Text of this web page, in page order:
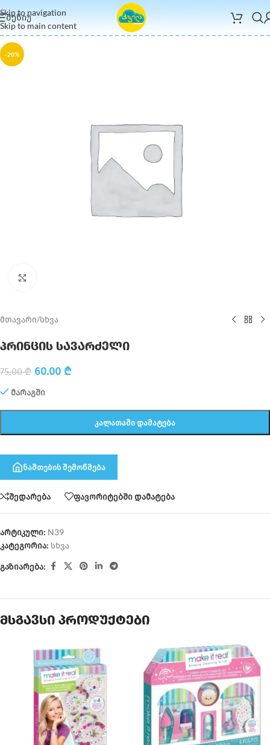
Skip to navigation
Skip to main content
ᲛᲔᲜᲘᲣ
-20%
მთავარი/სხვა
პრინცის სავარძელი
75.00₾ 60.00 ₾
მარაგში
ᲙᲐᲚᲐᲗᲐᲨᲘ ᲓᲐᲛᲐᲢᲔᲑᲐ
ნაშთების შემოწმება
შედარება ფავორიტებში დამატება
არტიკული: N39
კატეგორია: სხვა
გაზიარება:
მსგავსი პროდუქტები